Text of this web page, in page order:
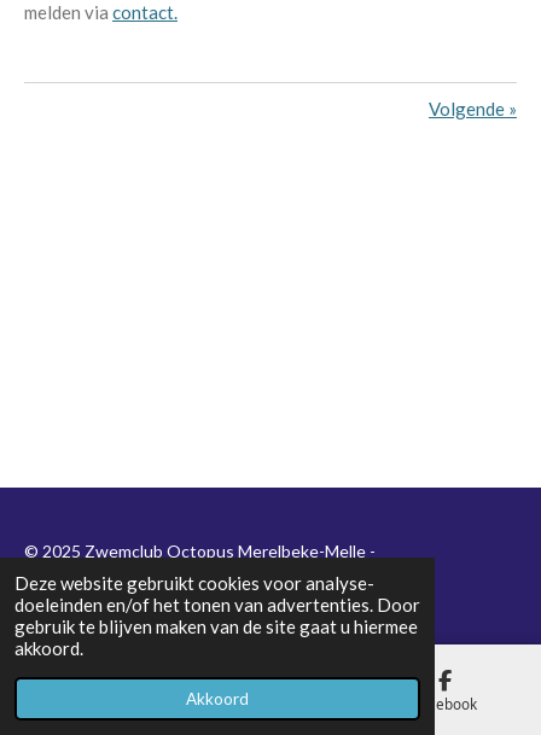
Deze website gebruikt cookies voor analyse-
doeleinden en/of het tonen van advertenties. Door
gebruik te blijven maken van de site gaat u hiermee
akkoord.
Akkoord
melden via contact.
Volgende »
© 2025 Zwemclub Octopus Merelbeke-Melle -
Ondernemingsnummer0439.485.026
Facebook